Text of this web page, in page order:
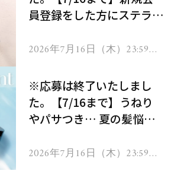
員登録をした方にステラボ
ヘアドライヤー ジュエル
2026年7月16日（木）23:59ま
※応募は終了いたしまし
た。【7/16まで】うねり
やパサつき… 夏の髪悩み
ムを13名様にプレゼン
2026年7月16日（木）23:59ま